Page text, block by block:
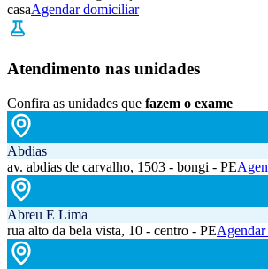
casaAgendar domiciliar
Atendimento nas unidades
Confira as unidades que fazem o exame
Abdias
av. abdias de carvalho, 1503 - bongi - PE
Abreu E Lima
rua alto da bela vista, 10 - centro - PEAgendar